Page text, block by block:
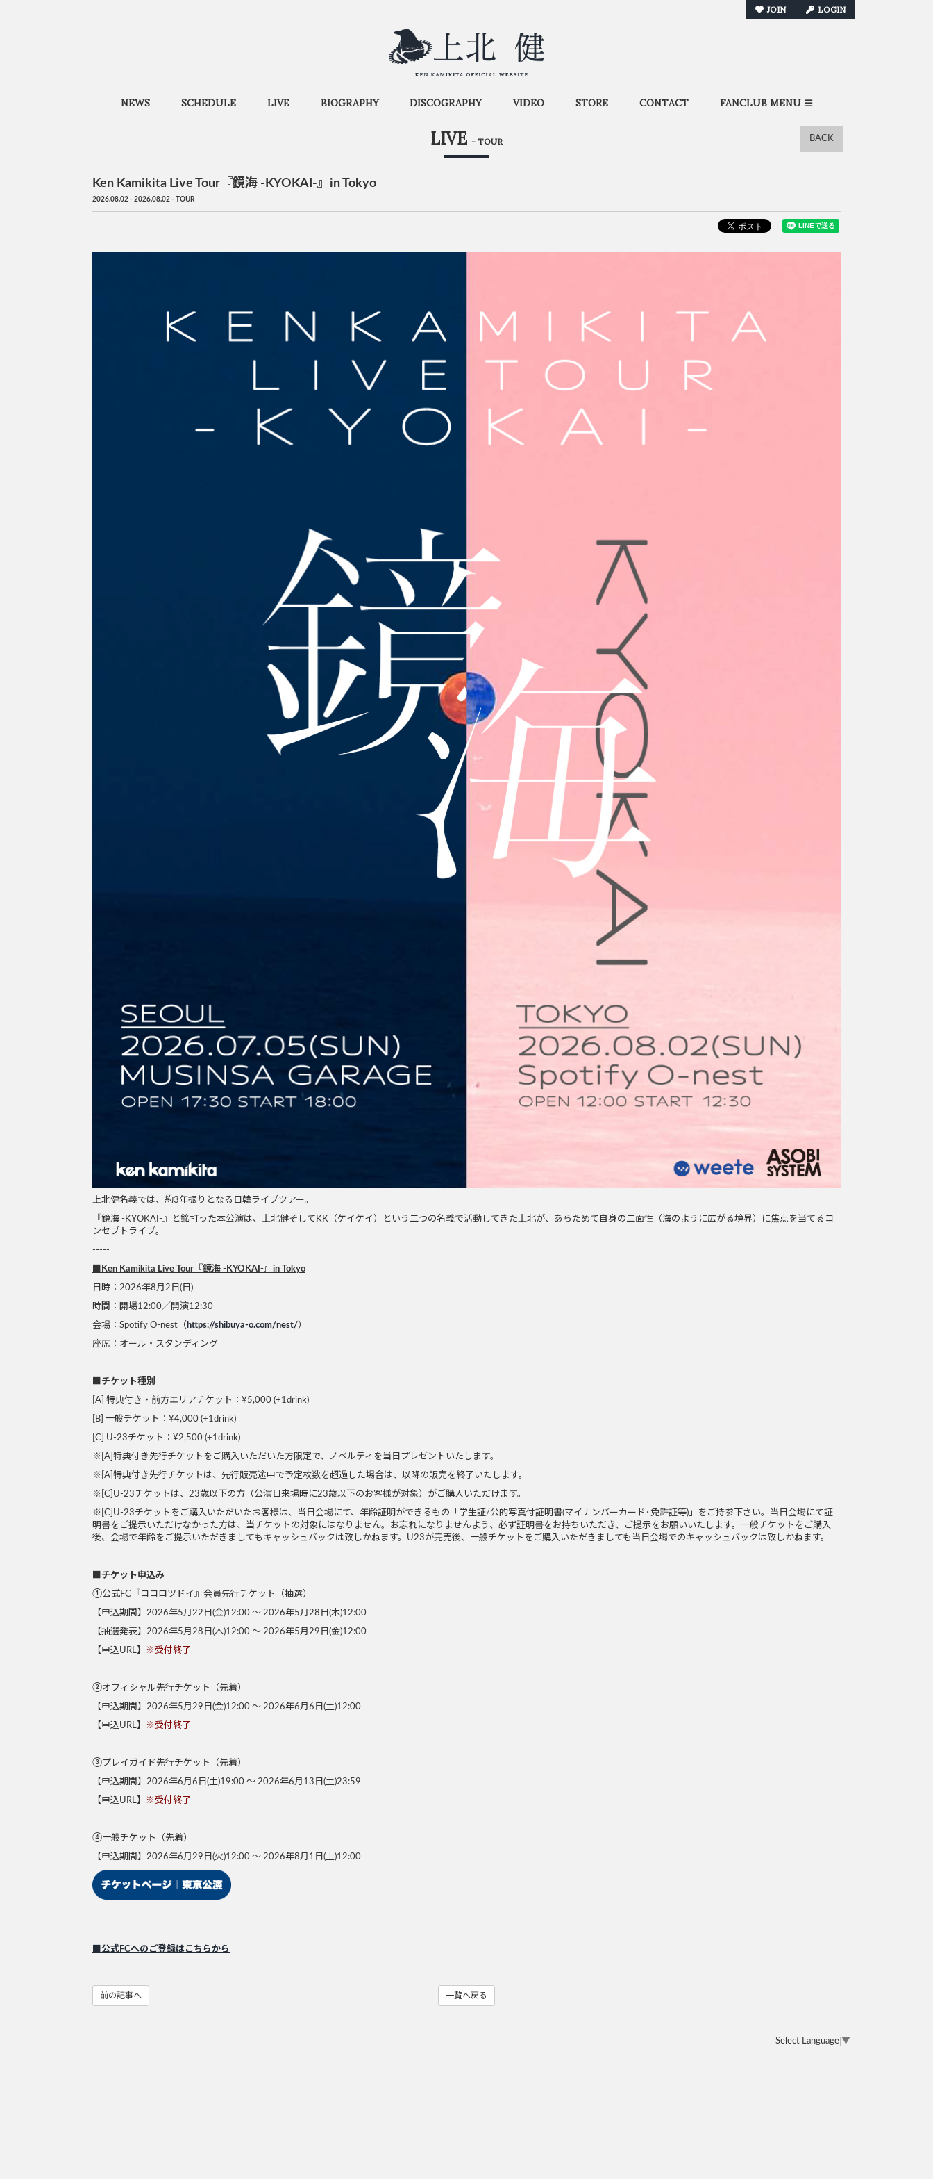
NEWS SCHEDULE LIVE BIOGRAPHY DISCOGRAPHY VIDEO STORE CONTACT FANCLUB MENU
JOIN LOGIN
LIVE - TOUR BACK
Ken Kamikita Live Tour『鏡海 -KYOKAI-』in Tokyo
2026.08.02 - 2026.08.02 TOUR
上北健名義では、約3年振りとなる日韓ライブツアー。
『鏡海 -KYOKAI-』と銘打った本公演は、上北健そしてKK（ケイケイ）という二つの名義で活動してきた上北が、あらためて自身の二面性（海のように広がる境界）に焦点を当てるコ
ンセプトライブ。
-----
■Ken Kamikita Live Tour『鏡海 -KYOKAI-』in Tokyo
日時：2026年8月2日(日)
時間：開場12:00／開演12:30
会場：Spotify O-nest（ https://shibuya-o.com/nest/）
座席：オール・スタンディング
■チケット種別
[A] 特典付き・前方エリアチケット：¥5,000 (+1drink)
[B] 一般チケット：¥4,000 (+1drink)
[C] U-23チケット：¥2,500 (+1drink)
※[A]特典付き先行チケットをご購入いただいた方限定で、ノベルティを当日プレゼントいたします。
※[A]特典付き先行チケットは、先行販売途中で予定枚数を超過した場合は、以降の販売を終了いたします。
※[C]U-23チケットは、23歳以下の方（公演日来場時に23歳以下のお客様が対象）がご購入いただけます。
※[C]U-23チケットをご購入いただいたお客様は、当日会場にて、年齢証明ができるもの「学生証/公的写真付証明書(マイナンバーカード･免許証等)」をご持参下さい。当日会場にて証
明書をご提示いただけなかった方は、当チケットの対象にはなりません。お忘れになりませんよう、必ず証明書をお持ちいただき、ご提示をお願いいたします。一般チケットをご購入
後、会場で年齢をご提示いただきましてもキャッシュバックは致しかねます。U23が完売後、一般チケットをご購入いただきましても当日会場でのキャッシュバックは致しかねます。
■チケット申込み
①公式FC『ココロツドイ』会員先行チケット（抽選）
【申込期間】2026年5月22日(金)12:00 〜 2026年5月28日(木)12:00
【抽選発表】2026年5月28日(木)12:00 〜 2026年5月29日(金)12:00
【申込URL】 ※受付終了
②オフィシャル先行チケット（先着）
【申込期間】2026年5月29日(金)12:00 〜 2026年6月6日(土)12:00
【申込URL】 ※受付終了
③プレイガイド先行チケット（先着）
【申込期間】2026年6月6日(土)19:00 〜 2026年6月13日(土)23:59
【申込URL】 ※受付終了
④一般チケット（先着）
【申込期間】2026年6月29日(火)12:00 〜 2026年8月1日(土)12:00
■公式FCへのご登録はこちらから
一覧へ戻る
前の記事へ
Select Language ▼